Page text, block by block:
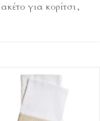
για κορίτσι,